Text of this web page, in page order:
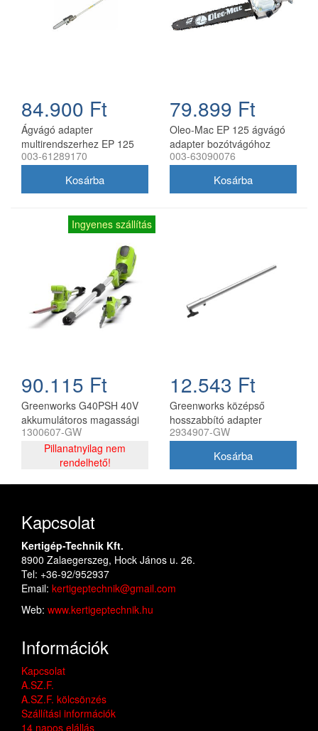
84.900 Ft
Ágvágó adapter
multirendszerhez EP 125
003-61289170
79.899 Ft
Oleo-Mac EP 125 ágvágó
adapter bozótvágóhoz
003-63090076
Ingyenes szállítás
90.115 Ft
Greenworks G40PSH 40V
akkumulátoros magassági
ágvágó és sövényvágó
1300607-GW
Pillanatnyilag nem
rendelhető!
12.543 Ft
Greenworks középső
hosszabbító adapter
GD24X2TX és GD48TX
2934907-GW
Kapcsolat
Kertigép-Technik Kft.
8900 Zalaegerszeg, Hock János u. 26.
Tel: +36-92/952937
Email: kertigeptechnik@gmail.com
Web: www.kertigeptechnik.hu
Információk
Kapcsolat
A.SZ.F.
A.SZ.F. kölcsönzés
Szállítási információk
14 napos elállás